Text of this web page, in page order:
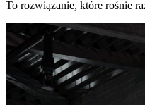
To rozwiązanie, które rośnie